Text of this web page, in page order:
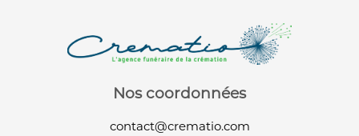
Nos coordonnées
contact@crematio.com